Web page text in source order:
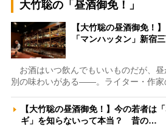
大竹聡の「昼酒御免！」
【大竹聡の昼酒御免！
「マンハッタン」新宿
お酒はいつ飲んでもいいものだが、
別の味わいがある――。ライター・作家
【大竹聡の昼酒御免！】今の若者は
ギ」を知らないって本当？ 昔の…